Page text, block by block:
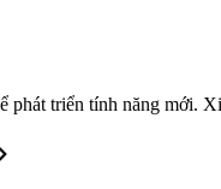
phát triển tính năng mới.